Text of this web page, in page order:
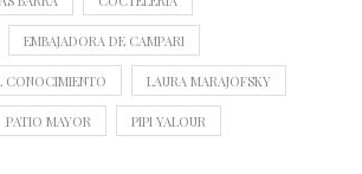
EMBAJADORA DE CAMPARI
CONOCIMIENTO LAURA MARAJOFSKY
PATIO MAYOR PIPI YALOUR